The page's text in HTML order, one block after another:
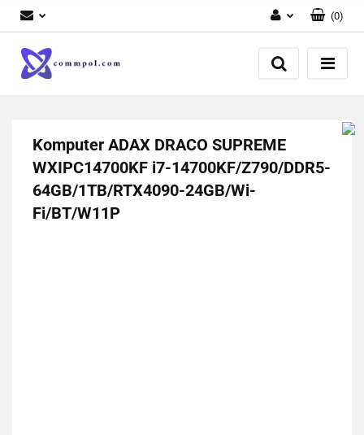
Zaloguj się
Zarejestruj się
(0)
Komputer ADAX DRACO SUPREME
WXIPC14700KF i7-14700KF/Z790/DDR5-
64GB/1TB/RTX4090-24GB/Wi-
Fi/BT/W11P